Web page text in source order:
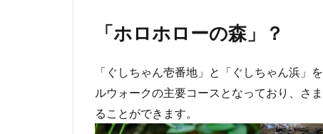
「ホロホローの森」？
「ぐしちゃん壱番地」と「ぐしちゃん浜」
ルウォークの主要コースとなっており、さ
ることができます。